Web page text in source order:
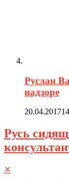
Руслан
надзоре
20.04.2017
Русь
✕